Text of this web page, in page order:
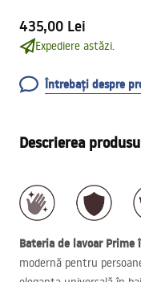
435,00 Lei
Expediere astăzi.
Întrebați despre
Descrierea
Bateria de lavoar Prime
modernă pentru